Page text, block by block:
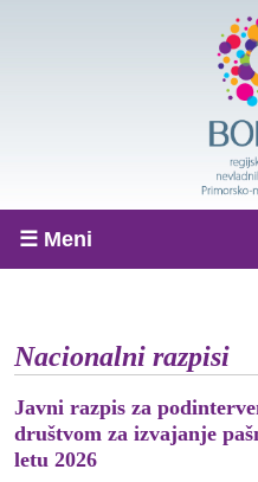
☰ Meni
Nacionalni razpisi
Javni razpis za
društvom za izvajanje
letu 2026